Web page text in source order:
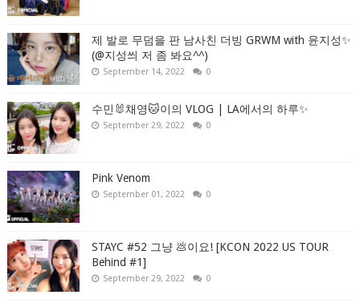
제 발로 무덤을 판 남사친 더빙 GRWM with 윤지성✨
(@지성씌 저 좀 봐요^^)
September 14, 2022 0
수민🐰채영🐱이의 VLOG | LA에서의 하루✨
September 29, 2022 0
Pink Venom
September 01, 2022 0
STAYC #52 그냥 💩이요! [KCON 2022 US TOUR
Behind #1]
September 29, 2022 0